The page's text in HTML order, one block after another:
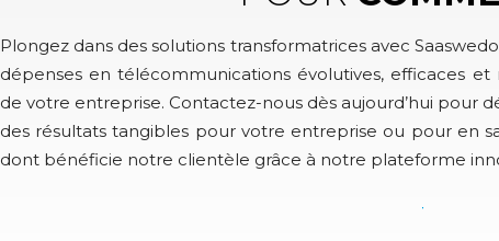
Plongez dans des solutions transformatrices avec
dépenses en télécommunications évolutives, efficaces
de votre entreprise. Contactez-nous dès aujourd’hui pour
des résultats tangibles pour votre entreprise ou pour en
dont bénéficie notre clientèle grâce à notre plateforme